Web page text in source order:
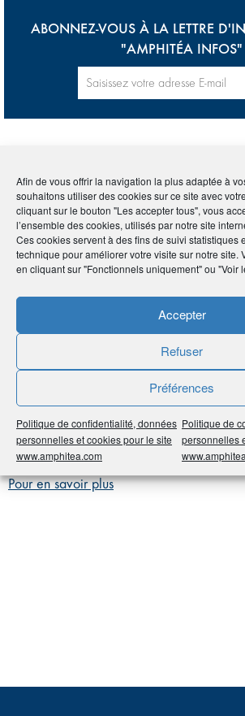
Afin de vous offrir la navigation la plus adaptée à
souhaitons utiliser des cookies sur ce site avec
cliquant sur le bouton "Les accepter tous", vous
l’ensemble des cookies, utilisés par notre site
Ces cookies servent à des fins de suivi statistiques
technique pour améliorer votre visite sur notre site.
en cliquant sur "Fonctionnels uniquement" ou "Voir
Accepter
Refuser
Préférences
Politique de confidentialité, données
personnelles et cookies pour le site
www.amphitea.com
Politique de
personnelles
ABONNEZ-VOUS À LA LETTRE
"AMPHITÉA INFOS"
Tous 0-9 A B C D E F
J
K L M N O P Q R
V
W X Y Z
FONDS
DE
Il s’agit d’une copropriété de valeurs
un gestionnaire pour le compte d’un
Pour en savoir plus